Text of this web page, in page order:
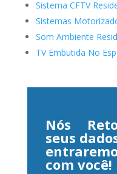
Sistema CFTV
Sistemas
Som Ambiente
TV Embutida No
Nós
seus
com você!